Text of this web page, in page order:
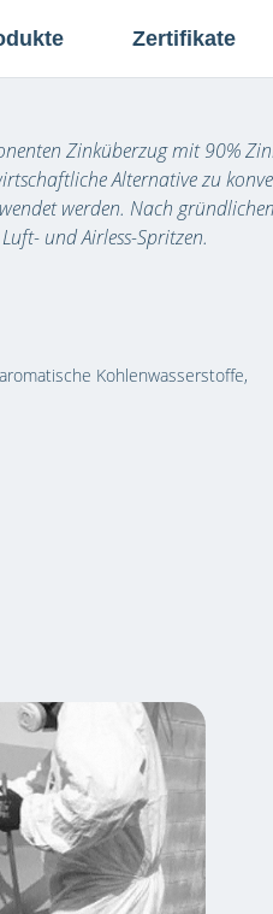
Zertifikate
Film
Zinküberzug mit 90%
Alternative zu
werden. Nach
und Airless-Spritzen.
Kohlenwasserstoffe,